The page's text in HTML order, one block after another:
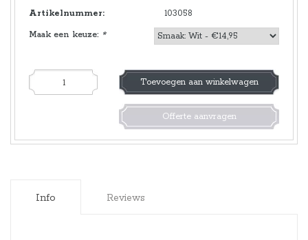
Artikelnummer: 103058
Maak een keuze: *
Toevoegen aan winkelwagen
Offerte aanvragen
Info Reviews